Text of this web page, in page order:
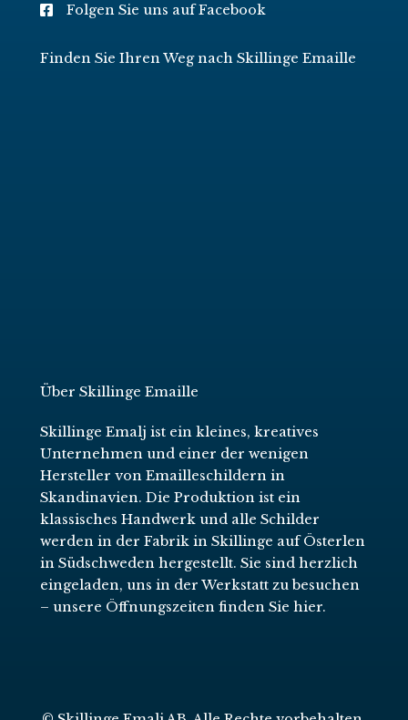
Folgen Sie uns auf Facebook
Finden Sie Ihren Weg nach Skillinge Emaille
Über Skillinge Emaille
Skillinge Emalj ist ein kleines, kreatives
Unternehmen und einer der wenigen
Hersteller von Emailleschildern in
Skandinavien. Die Produktion ist ein
klassisches Handwerk und alle Schilder
werden in der Fabrik in Skillinge auf Österlen
in Südschweden hergestellt. Sie sind herzlich
eingeladen, uns in der Werkstatt zu besuchen
– unsere Öffnungszeiten finden Sie hier.